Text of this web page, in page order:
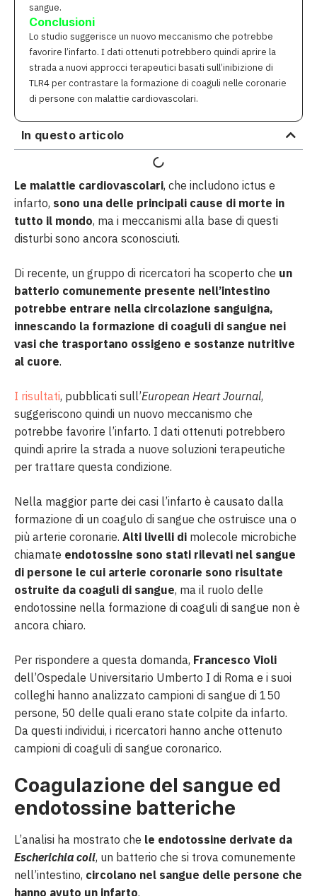
sangue.
Conclusioni
Lo studio suggerisce un nuovo meccanismo che potrebbe
favorire l’infarto. I dati ottenuti potrebbero quindi aprire la
strada a nuovi approcci terapeutici basati sull’inibizione di
TLR4 per contrastare la formazione di coaguli nelle coronarie
di persone con malattie cardiovascolari.
In questo articolo
Le malattie cardiovascolari, che includono ictus e
infarto, sono una delle principali cause di morte in
tutto il mondo, ma i meccanismi alla base di questi
disturbi sono ancora sconosciuti.
Di recente, un gruppo di ricercatori ha scoperto che un
batterio comunemente presente nell’intestino
potrebbe entrare nella circolazione sanguigna,
innescando la formazione di coaguli di sangue nei
vasi che trasportano ossigeno e sostanze nutritive
al cuore.
I risultati, pubblicati sull’European Heart Journal,
suggeriscono quindi un nuovo meccanismo che
potrebbe favorire l’infarto. I dati ottenuti potrebbero
quindi aprire la strada a nuove soluzioni terapeutiche
per trattare questa condizione.
Nella maggior parte dei casi l’infarto è causato dalla
formazione di un coagulo di sangue che ostruisce una o
più arterie coronarie. Alti livelli di molecole microbiche
chiamate endotossine sono stati rilevati nel sangue
di persone le cui arterie coronarie sono risultate
ostruite da coaguli di sangue, ma il ruolo delle
endotossine nella formazione di coaguli di sangue non è
ancora chiaro.
Per rispondere a questa domanda, Francesco Violi
dell’Ospedale Universitario Umberto I di Roma e i suoi
colleghi hanno analizzato campioni di sangue di 150
persone, 50 delle quali erano state colpite da infarto.
Da questi individui, i ricercatori hanno anche ottenuto
campioni di coaguli di sangue coronarico.
Coagulazione del sangue ed
endotossine batteriche
L’analisi ha mostrato che le endotossine derivate da
Escherichia coli, un batterio che si trova comunemente
nell’intestino, circolano nel sangue delle persone che
hanno avuto un infarto.